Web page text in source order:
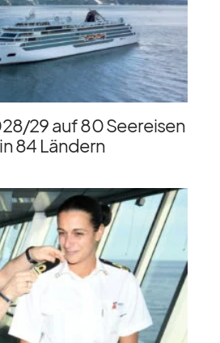
​29 auf 80 Seereisen
84 Ländern